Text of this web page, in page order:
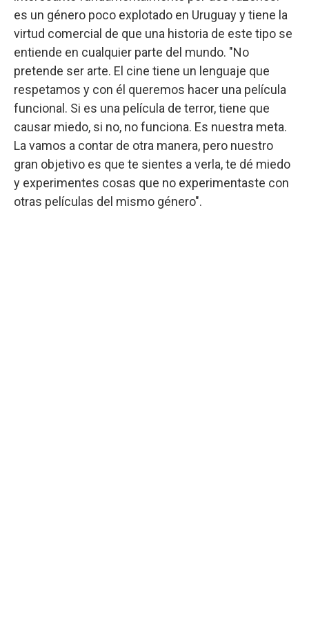
es un género poco explotado en Uruguay y tiene la
virtud comercial de que una historia de este tipo se
entiende en cualquier parte del mundo. "No
pretende ser arte. El cine tiene un lenguaje que
respetamos y con él queremos hacer una película
funcional. Si es una película de terror, tiene que
causar miedo, si no, no funciona. Es nuestra meta.
La vamos a contar de otra manera, pero nuestro
gran objetivo es que te sientes a verla, te dé miedo
y experimentes cosas que no experimentaste con
otras películas del mismo género".